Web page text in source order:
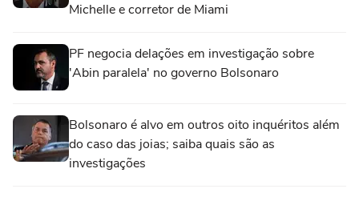
Michelle e corretor de Miami
PF negocia delações em investigação sobre
'Abin paralela' no governo Bolsonaro
Bolsonaro é alvo em outros oito inquéritos além
do caso das joias; saiba quais são as
investigações